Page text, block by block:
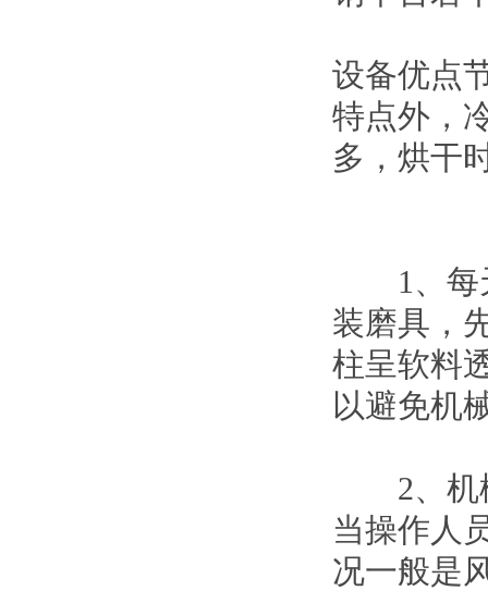
设备优点
特点外，
多，烘干
1、每天
装磨具，
柱呈软料
以避免机
2、机械
当操作人
况一般是